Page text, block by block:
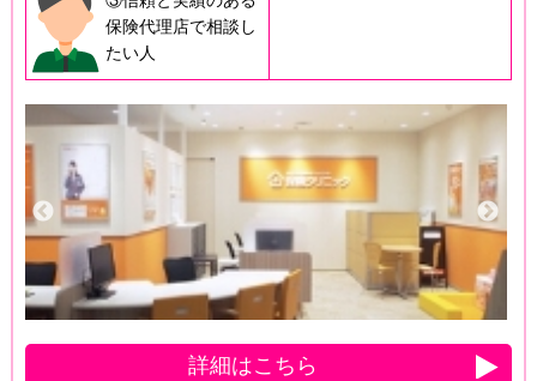
保険代理店で相談し
たい人
詳細はこちら